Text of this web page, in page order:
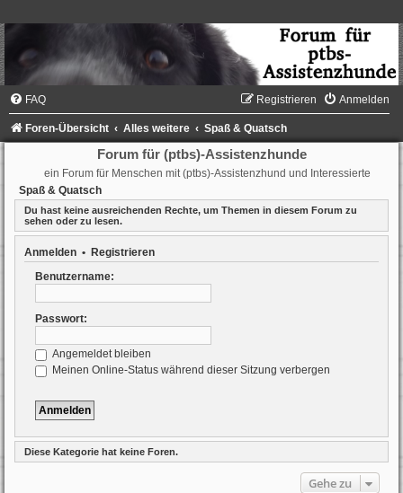
FAQ Anmelden
Registrieren
Foren-Übersicht Alles weitere Spaß & Quatsch
Forum für (ptbs)-Assistenzhunde
ein Forum für Menschen mit (ptbs)-Assistenzhund und Interessierte
Spaß & Quatsch
Du hast keine ausreichenden Rechte, um Themen in diesem Forum zu
sehen oder zu lesen.
Anmelden • Registrieren
Benutzername:
Passwort:
Angemeldet bleiben
Meinen Online-Status während dieser Sitzung verbergen
Diese Kategorie hat keine Foren.
Gehe zu